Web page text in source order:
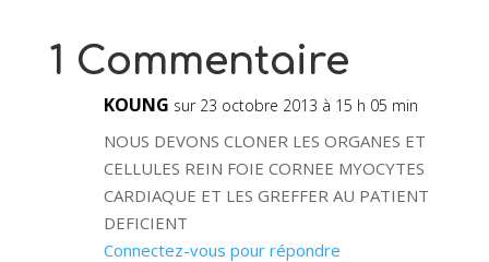
1 Commentaire
KOUNG sur 23 octobre 2013 à 15 h 05 min
NOUS DEVONS CLONER LES ORGANES ET
CELLULES REIN FOIE CORNEE MYOCYTES
CARDIAQUE ET LES GREFFER AU PATIENT
DEFICIENT
Connectez-vous pour répondre